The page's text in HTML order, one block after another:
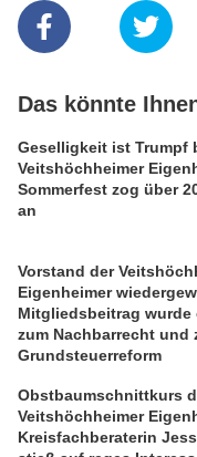
Das könnte
Geselligkeit ist Trumpf
Veitshöchheimer
Sommerfest zog über
an
Vorstand der
Eigenheimer
Mitgliedsbeitrag wurde
zum Nachbarrecht und
Grundsteuerreform
Obstbaumschnittkurs
Veitshöchheimer
Kreisfachberaterin